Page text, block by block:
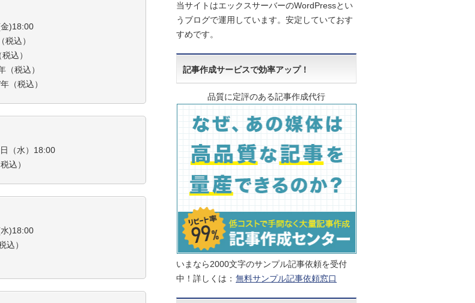
)18:00
込）
込）
税込）
（税込）
（水）18:00
込）
)18:00
）
当サイトはエックスサーバーのWordPressとい
うブログで運用しています。安定していておす
すめです。
記事作成サービスで効率アップ！
品質に定評のある記事作成代行
いまなら2000文字のサンプル記事依頼を受付
中！詳しくは： 無料サンプル記事依頼窓口